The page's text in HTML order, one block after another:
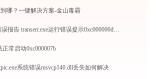
到哪？一键解决方案-金山毒霸
WPS Office错误报告 transerr.exe运行错误提示0xc000000d的解决办法
常启动0xc000007b
系统错误msvcp140.dll丢失如何解决